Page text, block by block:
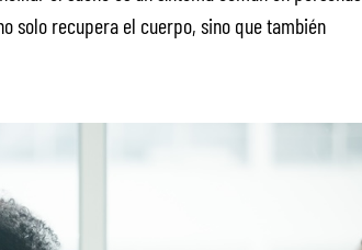
solo recupera el cuerpo, sino que también